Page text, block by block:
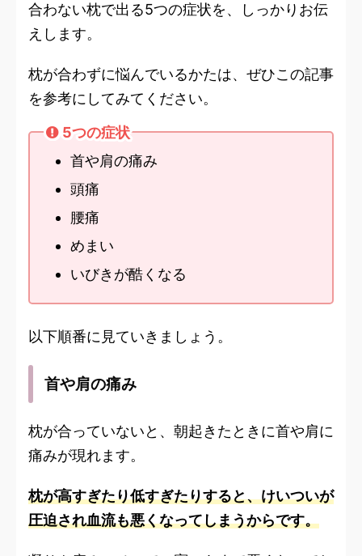
合わない枕で出る5つの症状を、しっかりお伝
えします。
枕が合わずに悩んでいるかたは、ぜひこの記事
を参考にしてみてください。
5つの症状
首や肩の痛み
頭痛
腰痛
めまい
いびきが酷くなる
以下順番に見ていきましょう。
首や肩の痛み
枕が合っていないと、朝起きたときに首や肩に
痛みが現れます。
枕が高すぎたり低すぎたりすると、けいついが
圧迫され血流も悪くなってしまうからです。